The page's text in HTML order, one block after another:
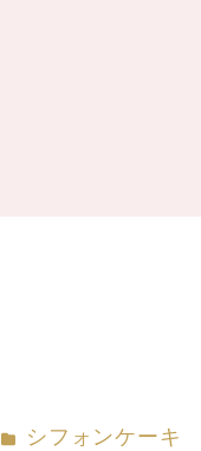
カテゴリー
シフォンケーキ